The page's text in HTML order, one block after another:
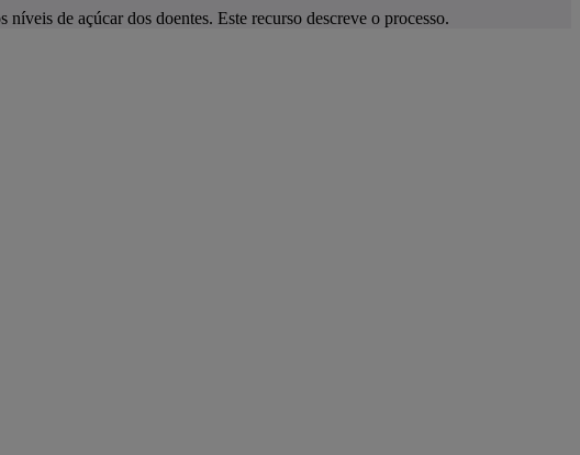
de açúcar dos doentes. Este recurso descreve o processo.